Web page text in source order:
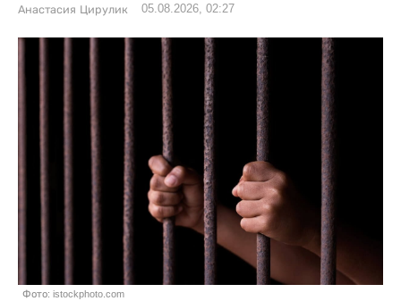
Анастасия Цирулик 05.08.2026, 02:27
Фото: istockphoto.com